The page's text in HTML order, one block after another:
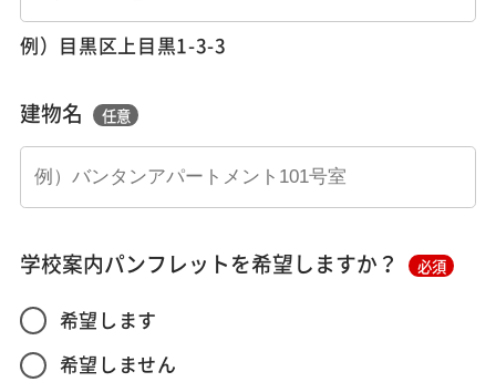
例）目黒区上目黒1-3-3
建物名 任意
学校案内パンフレットを希望しますか？ 必須
希望します
希望しません